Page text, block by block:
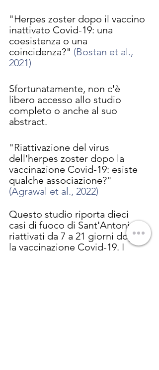
"Herpes zoster dopo il vaccino
inattivato Covid-19: una
coesistenza o una
coincidenza?" (Bostan et al.,
2021)
Sfortunatamente, non c'è
libero accesso allo studio
completo o anche al suo
abstract.
"Riattivazione del virus
dell'herpes zoster dopo la
vaccinazione Covid-19: esiste
qualche associazione?"
(Agrawal et al., 2022)
Questo studio riporta dieci
casi di fuoco di Sant'Antonio
riattivati ​​da 7 a 21 giorni dopo
la vaccinazione Covid-19. I